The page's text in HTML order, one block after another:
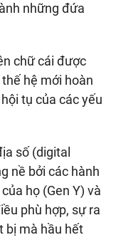
những đứa
chữ cái được
hệ mới hoàn
tụ của các yếu
số (digital
nề bởi các hành
họ (Gen Y) và
phù hợp, sự ra
bị mà hầu hết